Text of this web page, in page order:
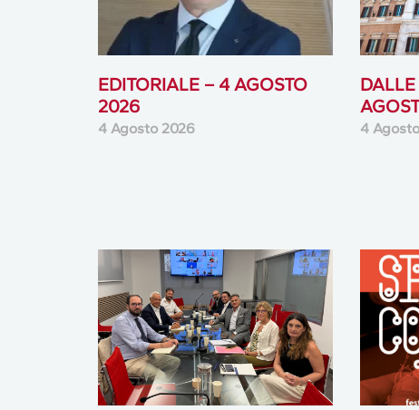
EDITORIALE – 4 AGOSTO
2026
4 Agosto 2026 4